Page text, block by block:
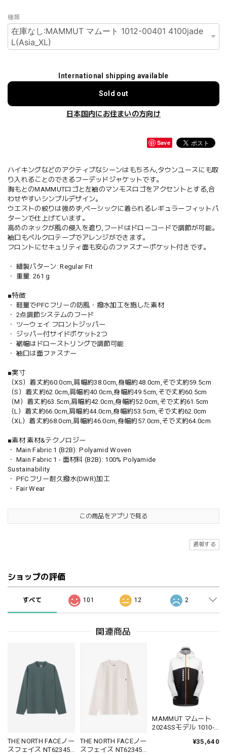
種類
International shipping available
Sold out
日本国内にお住まいの方向け
Save
ハイキングなどのアクティブなシーンはもちろん,タウンユースにも取
り入れることのできるフーデッドジャケットです。
胸もとのMAMMUTロゴと左袖のマンモスロゴをアクセントとする,合
わせやすいシンプルデザイン。
ウエストの絞りは強めず,ベーシックに着られるレギュラーフィットパ
ターンで仕上げています。
高めのネックが風の侵入を遮り,フードはドローコードで調節が可能。
袖口もベルクロテープでアレンジができます。
フロントにセキュリティ面も安心のファスナーポケット付きです。
・ 縫製パターン: Regular Fit
・ 重量: 261 g
■特徴
・ 軽量でPFCフリーの防風・撥水加工を施した素材
・ 2点調節システムのフード
・ ツーウェイ フロントジッパー
・ ジッパー付サイドポケット2つ
・ 裾幅はドローストリングで調節可能
・ 袖口は面ファスナー
■実寸
（XS）着丈約60.0cm,肩幅約38.0cm,身幅約48.0cm,そで丈約59.5cm
（S）着丈約62.0cm,肩幅約40.0cm,身幅約49.5cm,そで丈約60.5cm
（M）着丈約63.5cm,肩幅約42.0cm,身幅約52.0cm,そで丈約61.5cm
（L）着丈約66.0cm,肩幅約44.0cm,身幅約53.5cm,そで丈約62.0cm
（XL）着丈約68.0cm,肩幅約46.0cm,身幅約57.0cm,そで丈約64.0cm
■素材 素材&テクノロジー
・ Main Fabric 1 (B2B): Polyamid Woven
・ Main Fabric 1 - 面材料 (B2B): 100% Polyamide
Sustainability
・ PFCフリー耐久撥水(DWR)加工
・ Fair Wear
この商品をアプリで見る
通報する
ショップの評価
すべて 101 12 2
関連商品
THE NORTH FACEノー
スフェイス NT62345
THE NORTH FACEノー
スフェイス NT62345
MAMMUT マムート
2024SSモデル 1010-
Hooded Jacket AF
¥35,640